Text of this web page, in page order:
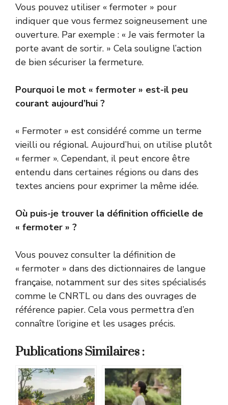
Vous pouvez utiliser « fermoter » pour
indiquer que vous fermez soigneusement une
ouverture. Par exemple : « Je vais fermoter la
porte avant de sortir. » Cela souligne l’action
de bien sécuriser la fermeture.
Pourquoi le mot « fermoter » est-il peu
courant aujourd’hui ?
« Fermoter » est considéré comme un terme
vieilli ou régional. Aujourd’hui, on utilise plutôt
« fermer ». Cependant, il peut encore être
entendu dans certaines régions ou dans des
textes anciens pour exprimer la même idée.
Où puis-je trouver la définition officielle de
« fermoter » ?
Vous pouvez consulter la définition de
« fermoter » dans des dictionnaires de langue
française, notamment sur des sites spécialisés
comme le CNRTL ou dans des ouvrages de
référence papier. Cela vous permettra d’en
connaître l’origine et les usages précis.
Publications Similaires :